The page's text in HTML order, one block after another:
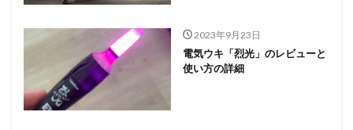
2023年9月23日
電気ウキ「烈光」のレビューと
使い方の詳細